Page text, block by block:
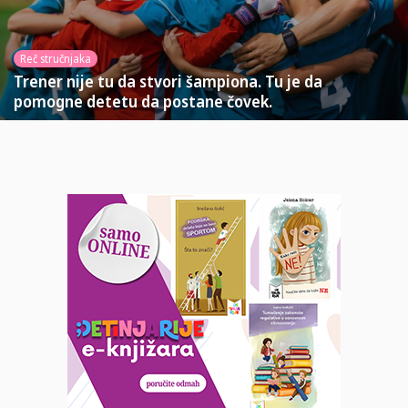
Reč stručnjaka
Trener nije tu da stvori šampiona. Tu je da
pomogne detetu da postane čovek.